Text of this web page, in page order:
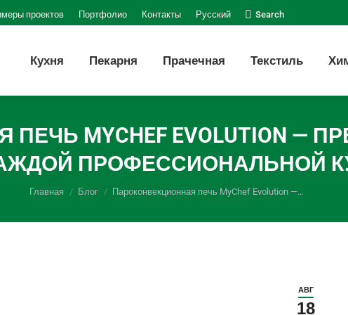
проектов Портфолио Контакты Русский Поиск:
Search
Кухня Пекарня Прачечная Текстиль
MYCHEF EVOLUTION —
ПРОФЕССИОНАЛЬНОЙ
Вы здесь:
Главная Блог Пароконвекционная печь MyChef Evolution —…
АВГ
18